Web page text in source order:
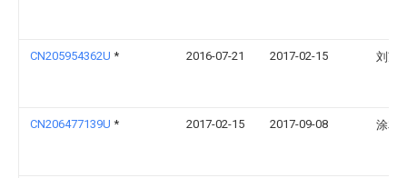
CN205954362U * 2016-07-21 2017-02-15 刘苏
CN206477139U * 2017-02-15 2017-09-08 涂友